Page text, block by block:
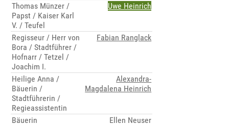
Thomas Münzer /
Papst / Kaiser Karl
V. / Teufel
Uwe Heinrich
Regisseur / Herr von
Bora / Stadtführer /
Hofnarr / Tetzel /
Joachim I.
Fabian Ranglack
Heilige Anna /
Bäuerin /
Stadtführerin /
Regieassistentin
Alexandra-
Magdalena Heinrich
Bäuerin Ellen Neuser